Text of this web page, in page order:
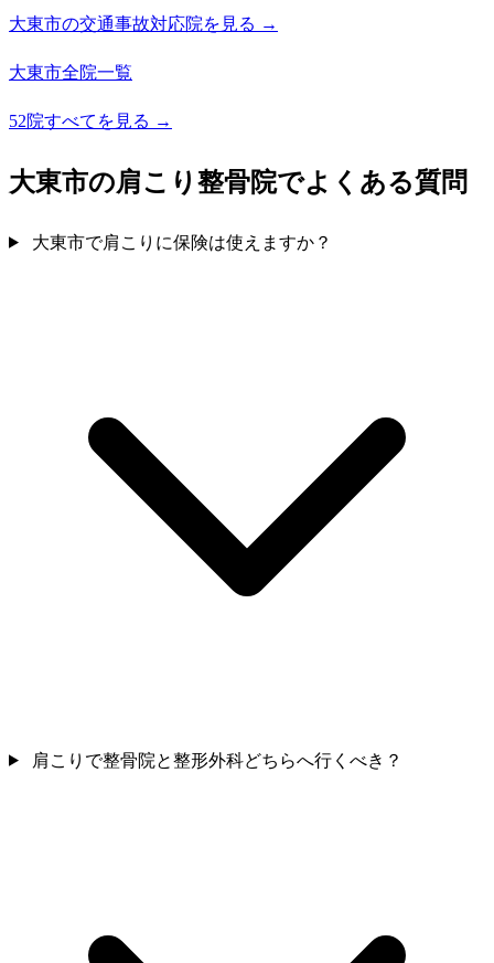
大東市の交通事故対応院を見る →
大東市全院一覧
52院すべてを見る →
大東市の肩こり整骨院でよくある質問
大東市で肩こりに保険は使えますか？
肩こりで整骨院と整形外科どちらへ行くべき？